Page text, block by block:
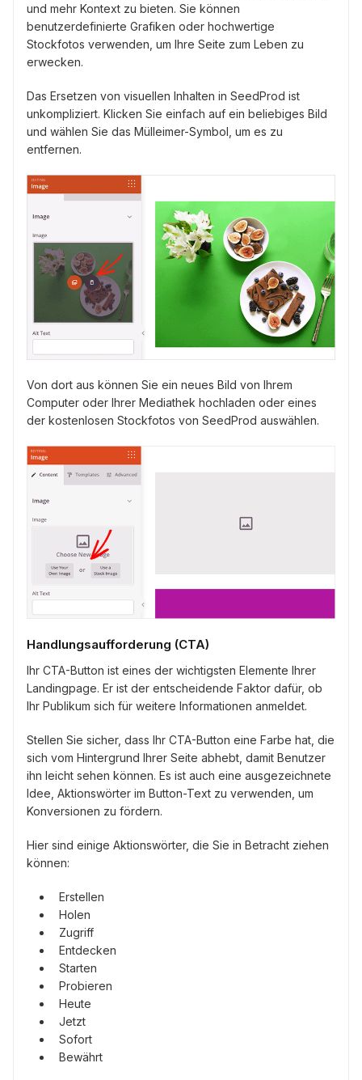
und mehr Kontext zu bieten. Sie können
benutzerdefinierte Grafiken oder hochwertige
Stockfotos verwenden, um Ihre Seite zum Leben zu
erwecken.
Das Ersetzen von visuellen Inhalten in SeedProd ist
unkompliziert. Klicken Sie einfach auf ein beliebiges Bild
und wählen Sie das Mülleimer-Symbol, um es zu
entfernen.
Von dort aus können Sie ein neues Bild von Ihrem
Computer oder Ihrer Mediathek hochladen oder eines
der kostenlosen Stockfotos von SeedProd auswählen.
Handlungsaufforderung (CTA)
Ihr CTA-Button ist eines der wichtigsten Elemente Ihrer
Landingpage. Er ist der entscheidende Faktor dafür, ob
Ihr Publikum sich für weitere Informationen anmeldet.
Stellen Sie sicher, dass Ihr CTA-Button eine Farbe hat, die
sich vom Hintergrund Ihrer Seite abhebt, damit Benutzer
ihn leicht sehen können. Es ist auch eine ausgezeichnete
Idee, Aktionswörter im Button-Text zu verwenden, um
Konversionen zu fördern.
Hier sind einige Aktionswörter, die Sie in Betracht ziehen
können:
Erstellen
Holen
Zugriff
Entdecken
Starten
Probieren
Heute
Jetzt
Sofort
Bewährt